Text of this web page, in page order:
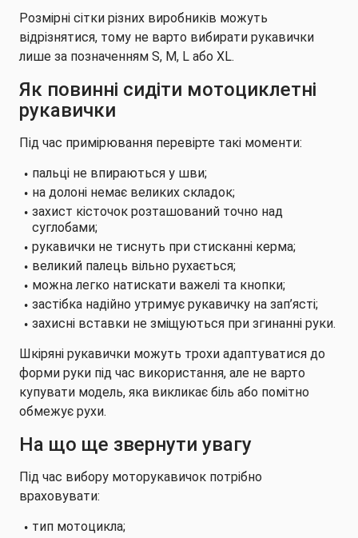
Розмірні сітки різних виробників можуть
відрізнятися, тому не варто вибирати рукавички
лише за позначенням S, M, L або XL.
Як повинні сидіти мотоциклетні
рукавички
Під час примірювання перевірте такі моменти:
пальці не впираються у шви;
на долоні немає великих складок;
захист кісточок розташований точно над
суглобами;
рукавички не тиснуть при стисканні керма;
великий палець вільно рухається;
можна легко натискати важелі та кнопки;
застібка надійно утримує рукавичку на зап’ясті;
захисні вставки не зміщуються при згинанні руки.
Шкіряні рукавички можуть трохи адаптуватися до
форми руки під час використання, але не варто
купувати модель, яка викликає біль або помітно
обмежує рухи.
На що ще звернути увагу
Під час вибору моторукавичок потрібно
враховувати:
тип мотоцикла;